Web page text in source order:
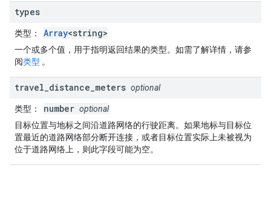
types
类型 ： Array<string>
一个或多个值，用于指明返回结果的类型。如需了解详情，请参
阅类型 。
travel distance meters optional
类型 ： number optional
目标位置与地标之间沿道路网络的行驶距离。如果地标与目标位
置最近的道路网络部分断开连接，或者目标位置实际上未被视为
位于道路网络上，则此字段可能为空。